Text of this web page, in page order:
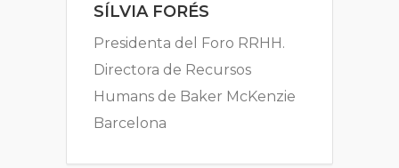
SÍLVIA FORÉS
Presidenta del Foro RRHH.
Directora de Recursos
Humans de Baker McKenzie
Barcelona